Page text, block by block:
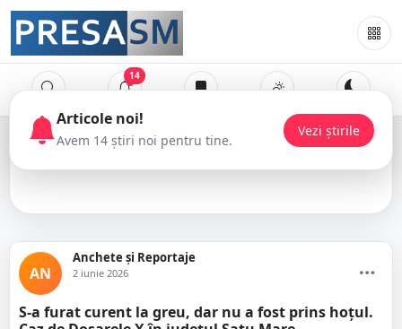
14
curent electric
AN
Anchete și Reportaje
2 iunie 2026
S-a furat curent la greu, dar nu a fost prins hoțul.